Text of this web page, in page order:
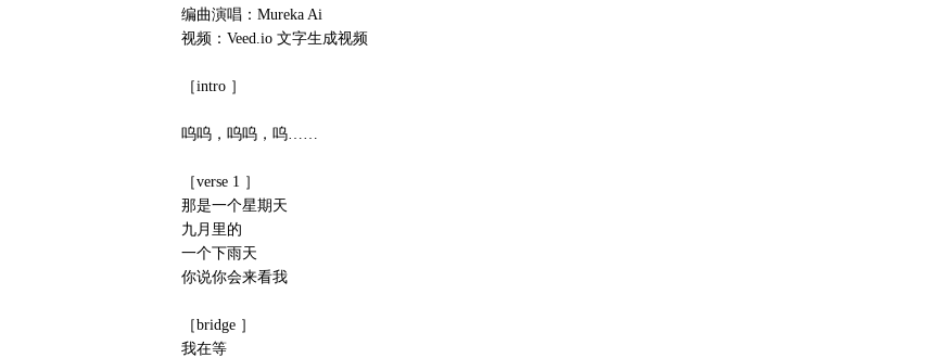
编曲演唱：Mureka Ai
视频：Veed.io 文字生成视频
［intro ］
呜呜，呜呜，呜……
［verse 1 ］
那是一个星期天
九月里的
一个下雨天
你说你会来看我
［bridge ］
我在等